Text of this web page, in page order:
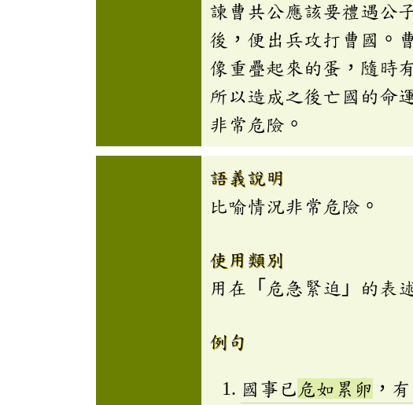
諫曹共公應該要禮遇公
後，便出兵攻打曹國。
像重疊起來的蛋，隨時
所以造成之後亡國的命
非常危險。
語義說明
比喻情況非常危險。
使用類別
用在「危急緊迫」的表
例句
國事已 危如累卵 ，